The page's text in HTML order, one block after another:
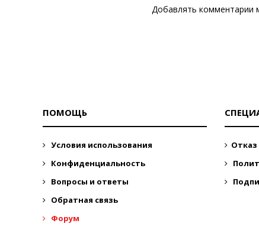
Добавлять комментарии
ПОМОЩЬ
Условия использования
Конфиденциальность
Вопросы и ответы
Обратная связь
Форум
Отказ